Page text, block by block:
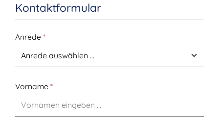
Kontaktformular
Anrede *
Vorname *